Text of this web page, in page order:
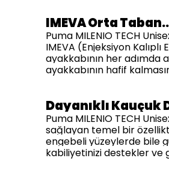
IMEVA Orta
Puma MILENIO TECH
IMEVA (Enjeksiyon
ayakkabının her
ayakkabının hafif
Dayanıklı Kauçuk
Puma MILENIO TECH
sağlayan temel bir
engebeli yüzeylerde bile
kabiliyetinizi destekler ve